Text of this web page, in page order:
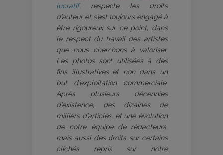
lucratif, respecte les droits
d’auteur et s’est toujours engagé à
être rigoureux sur ce point, dans
le respect du travail des artistes
que nous cherchons à valoriser.
Les photos sont utilisées à des
fins illustratives et non dans un
but d’exploitation commerciale.
Après plusieurs décennies
d’existence, des dizaines de
milliers d’articles, et une évolution
de notre équipe de rédacteurs,
mais aussi des droits sur certains
clichés repris sur notre